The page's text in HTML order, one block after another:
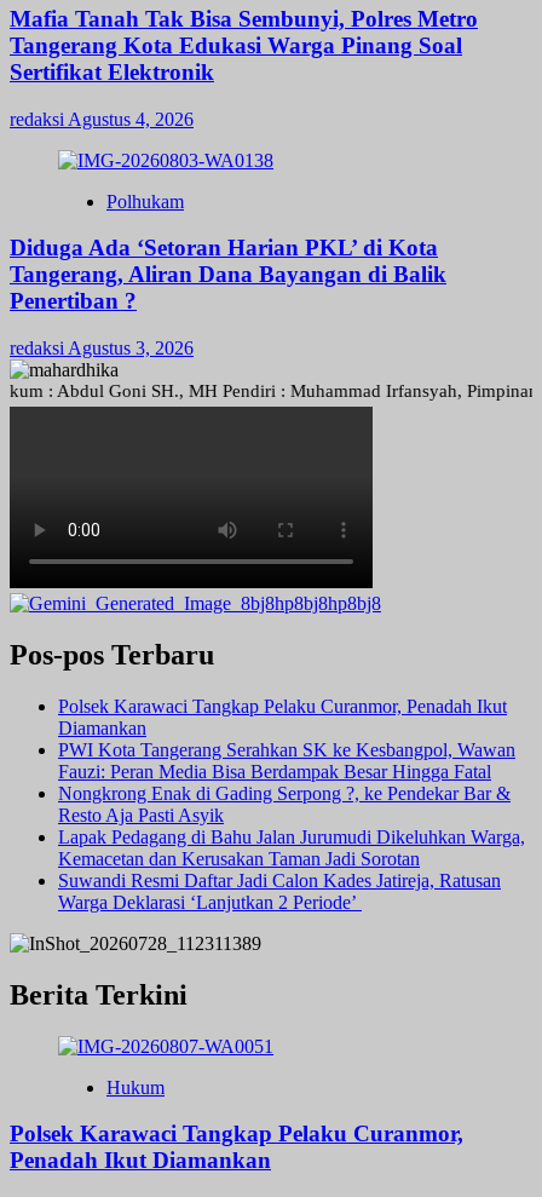
Mafia Tanah Tak Bisa Sembunyi, Polres Metro
Tangerang Kota Edukasi Warga Pinang Soal
Sertifikat Elektronik
redaksi Agustus 4, 2026
Polhukam
Diduga Ada ‘Setoran Harian PKL’ di Kota
Tangerang, Aliran Dana Bayangan di Balik
Penertiban ?
redaksi Agustus 3, 2026
: Abdul Goni SH., MH Pendiri : Muhammad Irfansyah, Pimpinan
Pos-pos Terbaru
Polsek Karawaci Tangkap Pelaku Curanmor, Penadah Ikut
Diamankan
PWI Kota Tangerang Serahkan SK ke Kesbangpol, Wawan
Fauzi: Peran Media Bisa Berdampak Besar Hingga Fatal
Nongkrong Enak di Gading Serpong ?, ke Pendekar Bar &
Resto Aja Pasti Asyik
Lapak Pedagang di Bahu Jalan Jurumudi Dikeluhkan Warga,
Kemacetan dan Kerusakan Taman Jadi Sorotan
Suwandi Resmi Daftar Jadi Calon Kades Jatireja, Ratusan
Warga Deklarasi ‘Lanjutkan 2 Periode’
Berita Terkini
Hukum
Polsek Karawaci Tangkap Pelaku Curanmor,
Penadah Ikut Diamankan